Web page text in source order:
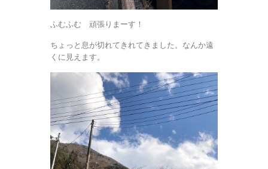
ふむふむ 頑張りまーす！
ちょっと息が切れてきれてきました。なんか遠
くに見えます。